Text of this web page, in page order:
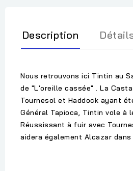
Description
Nous retrouvons ici Tintin au
de "L'oreille cassée" . La
Tournesol et Haddock ayant
Général Tapioca, Tintin vole à
Réussissant à fuir avec
aidera également Alcazar